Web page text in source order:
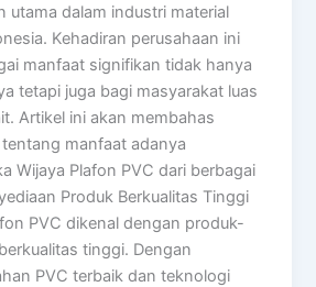
utama dalam industri material
Kehadiran perusahaan ini
manfaat signifikan tidak hanya
tetapi juga bagi masyarakat luas
Artikel ini akan membahas
manfaat adanya
Wijaya Plafon PVC dari berbagai
Produk Berkualitas Tinggi
PVC dikenal dengan produk-
tinggi. Dengan
PVC terbaik dan teknologi